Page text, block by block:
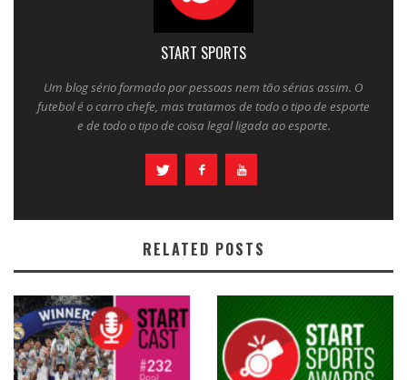
START SPORTS
Um blog sério formado por pessoas nem tão sérias assim. O
futebol é o carro chefe, mas tratamos de todo o tipo de esporte
e de todo o tipo de coisa legal ligada ao esporte.
RELATED POSTS